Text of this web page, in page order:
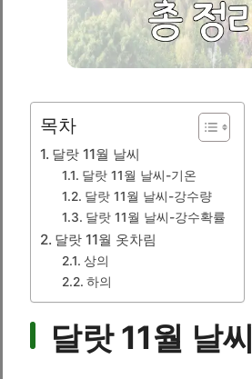
목차
달랏 11월 날씨
달랏 11월 날씨-기온
달랏 11월 날씨-강수량
달랏 11월 날씨-강수확률
달랏 11월 옷차림
상의
하의
달랏 11월 날씨